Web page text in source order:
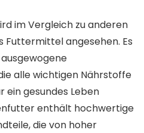
im Vergleich zu anderen
Futtermittel angesehen. Es
alle wichtigen Nährstoffe
ein gesundes Leben
enthält hochwertige
die von hoher